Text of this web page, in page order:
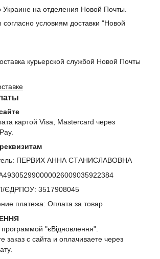
Украине на отделения Новой Почты.
условиям доставки "Новой
курьерской службой Новой Почты
картой Visa, Mastercard через
ПЕРВИХ АННА СТАНИСЛАВОВНА
ЄДРПОУ: 3517908045
платежа: Оплата за товар
"єВідновлення".
заказ с сайта и оплачиваете через